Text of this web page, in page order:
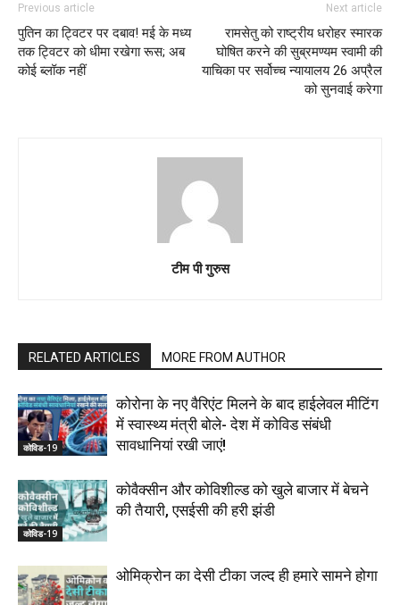
Previous article
पुतिन का ट्विटर पर दबाव! मई के मध्य
तक ट्विटर को धीमा रखेगा रूस; अब
कोई ब्लॉक नहीं
Next article
रामसेतु को राष्ट्रीय धरोहर स्मारक
घोषित करने की सुब्रमण्यम स्वामी की
याचिका पर सर्वोच्च न्यायालय 26 अप्रैल
को सुनवाई करेगा
टीम पी गुरुस
RELATED ARTICLES MORE FROM AUTHOR
कोविड-19
कोरोना के नए वैरिएंट मिलने के बाद हाईलेवल मीटिंग
में स्वास्थ्य मंत्री बोले- देश में कोविड संबंधी
सावधानियां रखी जाएं!
कोविड-19
कोवैक्सीन और कोविशील्ड को खुले बाजार में बेचने
की तैयारी, एसईसी की हरी झंडी
ओमिक्रोन का देसी टीका जल्द ही हमारे सामने होगा